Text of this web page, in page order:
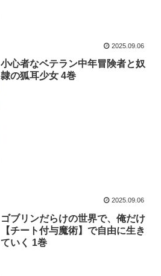
2025.09.06
小心者なベテラン中年冒険者と奴
隷の狐耳少女 4巻
2025.09.06
ゴブリンだらけの世界で、俺だけ
【チート付与魔術】で自由に生き
ていく 1巻